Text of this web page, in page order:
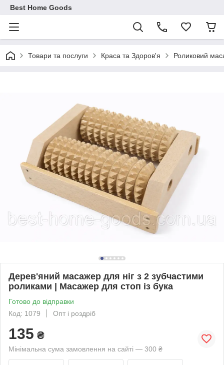
Best Home Goods
Товари та послуги Краса та Здоров'я Роликовий
Дерев'яний масажер для ніг з 2 зубчастими
роликами | Масажер для стоп із бука
Готово до відправки
Код: 1079
Опт і роздріб
135 ₴
Мінімальна сума замовлення на сайті — 300 ₴